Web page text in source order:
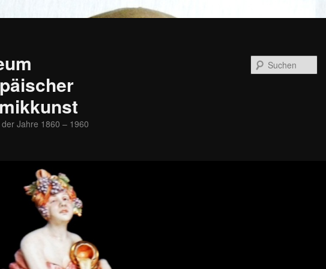
Jahre 1860 – 1960